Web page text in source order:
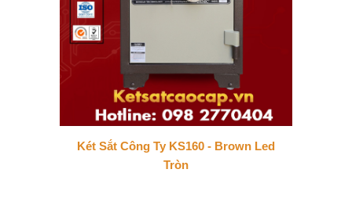
Két Sắt Công Ty KS160 - Brown Led
Tròn